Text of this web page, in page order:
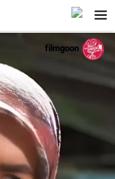
filmgoon